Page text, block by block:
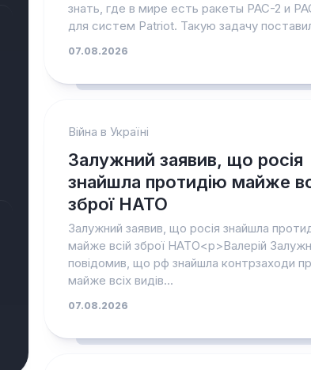
знать, где в мире есть ракеты PAC-2 и
для систем Patriot. Такую задачу
07.08.2026
Війна в Україні
Залужний заявив, що росія
знайшла протидію майже
зброї НАТО
Залужний заявив, що росія знайшла
майже всій зброї НАТО<p>Валерій
повідомив, що рф знайшла контрзаходи
майже всіх видів...
07.08.2026